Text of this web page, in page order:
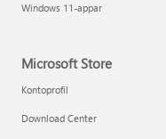
Windows 11-appar
Microsoft Store
Kontoprofil
Download Center